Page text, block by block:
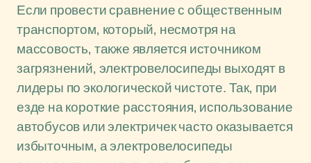
Если провести сравнение с общественным
транспортом, который, несмотря на
массовость, также является источником
загрязнений, электровелосипеды выходят в
лидеры по экологической чистоте. Так, при
езде на короткие расстояния, использование
автобусов или электричек часто оказывается
избыточным, а электровелосипеды